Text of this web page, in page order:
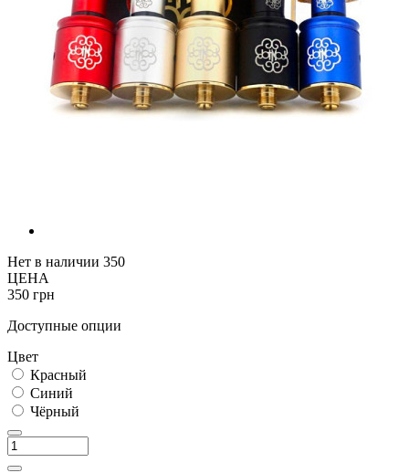
Нет в наличии 350
ЦЕНА
350 грн
Доступные опции
Цвет
Красный
Синий
Чёрный